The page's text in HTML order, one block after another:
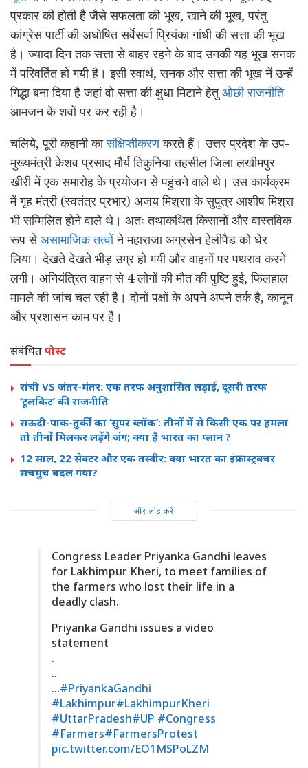
प्रकार की होती है जैसे सफलता की भूख, खाने की भूख, परंतु
कांग्रेस पार्टी की अघोषित सर्वेसर्वा प्रियंका गांधी की सत्ता की भूख
है। ज्यादा दिन तक सत्ता से बाहर रहने के बाद उनकी यह भूख सनक
में परिवर्तित हो गयी है। इसी स्वार्थ, सनक और सत्ता की भूख नें उन्हें
गिद्धा बना दिया है जहां वो सत्ता की क्षुधा मिटाने हेतुओछी राजनीति
आमजन के शवों पर कर रही है।
चलिये, पूरी कहानी कासंक्षिप्तीकरणकरते हैं। उत्तर प्रदेश के उप-
मुख्यमंत्री केशव प्रसाद मौर्य तिकुनिया तहसील जिला लखीमपुर
खीरी में एक समारोह के प्रयोजन से पहुंचने वाले थे। उस कार्यक्रम
में गृह मंत्री (स्वतंत्र प्रभार) अजय मिश्राा के सुपुत्र आशीष मिश्रा
भी सम्मिलित होने वाले थे। अतः तथाकथित किसानों और वास्तविक
रूप सेअसामाजिक तत्वोंने महाराजा अग्रसेन हेलीपैड को घेर
लिया। देखते देखते भीड़ उग्र हो गयी और वाहनों पर पथराव करने
लगी। अनियंत्रित वाहन से 4 लोगों की मौत की पुष्टि हुई, फिलहाल
मामले की जांच चल रही है। दोनों पक्षों के अपने अपने तर्क है, कानून
और प्रशासन काम पर है।
संबंधितपोस्ट
रांची VS जंतर-मंतर: एक तरफ अनुशासित लड़ाई, दूसरी तरफ
‘टूलकिट’ की राजनीति
सऊदी-पाक-तुर्की का ‘सुपर ब्लॉक’: तीनों में से किसी एक पर हमला
तो तीनों मिलकर लड़ेंगे जंग; क्या है भारत का प्लान ?
12 साल, 22 सेक्टर और एक तस्वीर: क्या भारत का इंफ्रास्ट्रक्चर
सचमुच बदल गया?
और लोड करें
Congress Leader Priyanka Gandhi leaves
for Lakhimpur Kheri, to meet families of
the farmers who lost their life in a
deadly clash.
Priyanka Gandhi issues a video
statement
.
..
…#PriyankaGandhi
#Lakhimpur#LakhimpurKheri
#UttarPradesh#UP #Congress
#Farmers#FarmersProtest
pic.twitter.com/EO1MSPoLZM